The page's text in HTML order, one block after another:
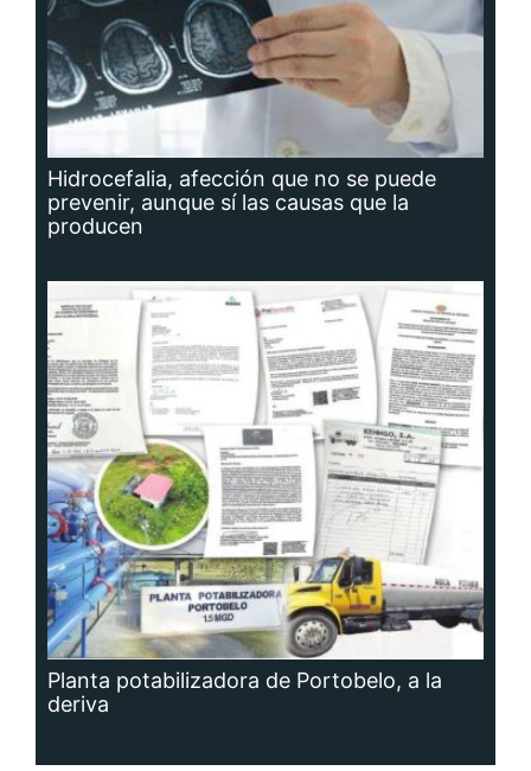
Hidrocefalia, afección que no se puede
prevenir, aunque sí las causas que la
producen
Planta potabilizadora de Portobelo, a la
deriva